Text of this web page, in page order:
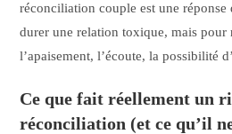
réconciliation couple est une réponse
durer une relation toxique, mais pour
l’apaisement, l’écoute, la possibilité
Ce que fait réellement un
réconciliation (et ce qu’il